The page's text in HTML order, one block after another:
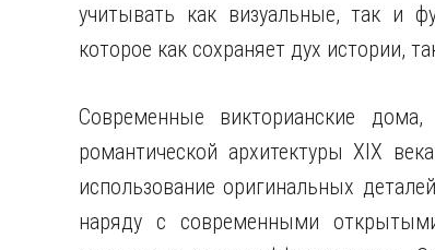
учитывать как визуальные, так и
которое как сохраняет дух истории,
Современные викторианские
романтической архитектуры XIX
использование оригинальных
наряду с современными